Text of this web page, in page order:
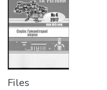
Files